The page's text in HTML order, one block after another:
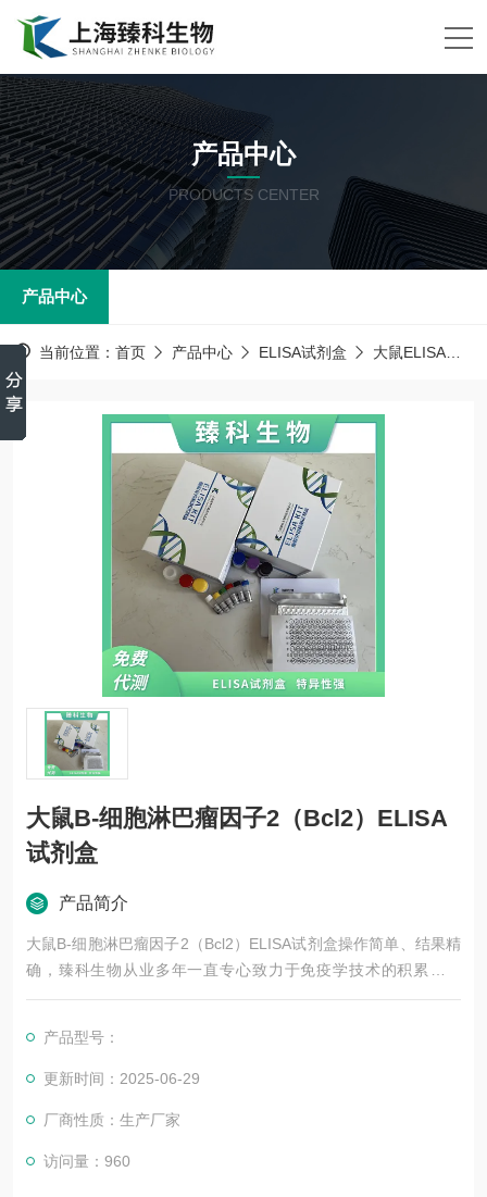
产品中心
PRODUCTS CENTER
产品中心
当前位置： 首页 产品中心 ELISA试剂盒 大鼠ELISA试剂盒
大鼠B-细胞淋巴瘤因子2（Bcl2）ELISA
试剂盒
产品简介
大鼠B-细胞淋巴瘤因子2（Bcl2）ELISA试剂盒操作简单、结果精
确，臻科生物从业多年一直专心致力于免疫学技术的积累与发
展，以其优质的产品质量与专业的技术服务，赢得业内广大人士
的合作关系，共同努力合作共赢。
产品型号：
更新时间：2025-06-29
厂商性质：生产厂家
访问量：960